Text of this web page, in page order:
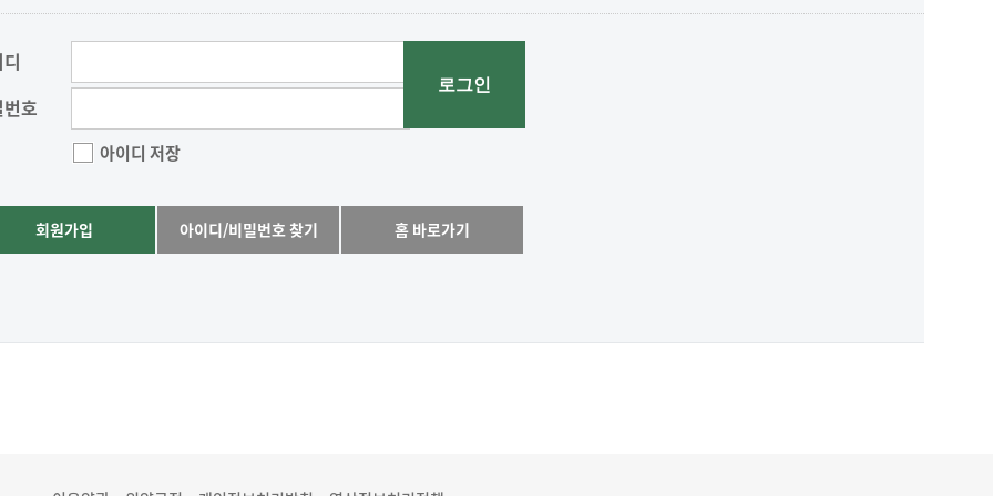
호
아이디 저장
로그인
회원가입 아이디/비밀번호 찾기 홈 바로가기